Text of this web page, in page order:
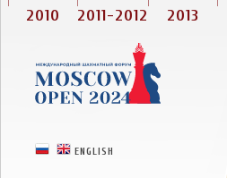
2013
2011-2012
2010
РУССКИЙENGLISH